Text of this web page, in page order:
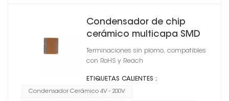
Condensador de chip
cerámico multicapa SMD
2220
Terminaciones sin plomo, compatibles
con RoHS y Reach
ETIQUETAS CALIENTES :
Condensador Cerámico 4V - 200V